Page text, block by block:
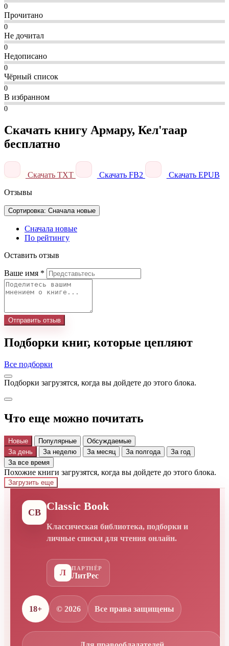
0
Прочитано
0
Не дочитал
0
Недописано
0
Чёрный список
0
В избранном
0
Скачать книгу Армару, Кел'таар
бесплатно
Скачать TXT Скачать FB2
Скачать EPUB
Отзывы
Сортировка: Сначала новые
Сначала новые
По рейтингу
Оставить отзыв
Ваше имя *
Отправить отзыв
Подборки книг, которые цепляют
Все подборки
Подборки загрузятся, когда вы дойдете до этого блока.
Что еще можно почитать
Новые Популярные
Обсуждаемые
За день
За неделю За месяц За полгода
За год
За все время
Похожие книги загрузятся, когда вы дойдете до этого блока.
Загрузить еще
CB Classic Book
Классическая библиотека, подборки и
личные списки для чтения онлайн.
Л
ПАРТНЁР
ЛитРес
18+ © 2026 Все права защищены